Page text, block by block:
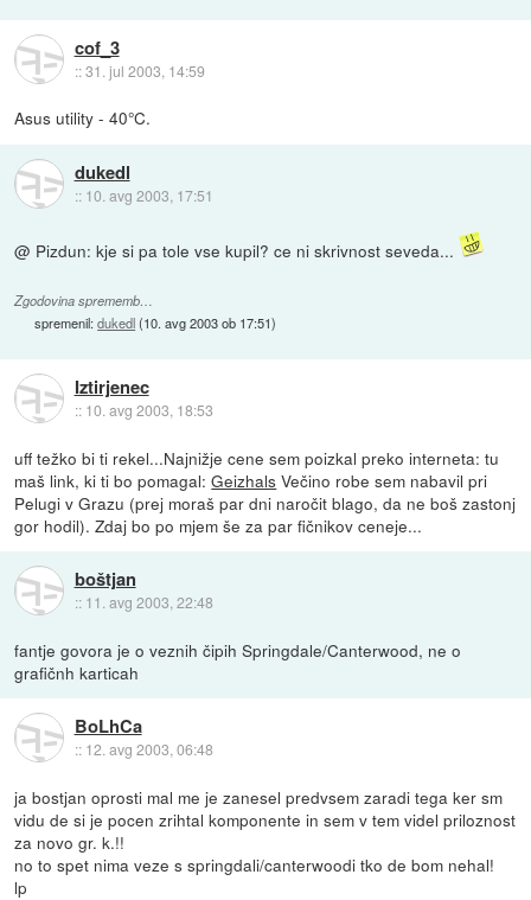
cof_3
::31. jul 2003, 14:59
Asus utility - 40°C.
dukedl
:: 10. avg 2003, 17:51
@ Pizdun: kje si pa tole vse kupil? ce ni skrivnost seveda...
Zgodovina sprememb…
spremenil:dukedl(10. avg 2003 ob 17:51)
Iztirjenec
:: 10. avg 2003, 18:53
uff težko bi ti rekel...Najnižje cene sem poizkal preko interneta: tu
maš link, ki ti bo pomagal:Geizhals Večino robe sem nabavil pri
Pelugi v Grazu (prej moraš par dni naročit blago, da ne boš zastonj
gor hodil). Zdaj bo po mjem še za par fičnikov ceneje...
boštjan
:: 11. avg 2003, 22:48
fantje govora je o veznih čipih Springdale/Canterwood, ne o
grafičnh karticah
BoLhCa
:: 12. avg 2003, 06:48
ja bostjan oprosti mal me je zanesel predvsem zaradi tega ker sm
vidu de si je pocen zrihtal komponente in sem v tem videl priloznost
za novo gr. k.!!
no to spet nima veze s springdali/canterwoodi tko de bom nehal!
lp